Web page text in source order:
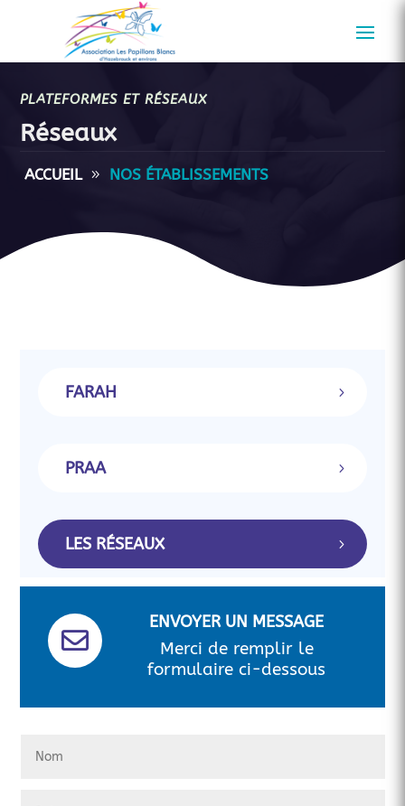
PLATEFORMES ET RÉSEAUX
Réseaux
ACCUEIL NOS ÉTABLISSEMENTS
FARAH
PRAA
LES RÉSEAUX

ENVOYER UN MESSAGE
Merci de remplir le
formulaire ci-dessous